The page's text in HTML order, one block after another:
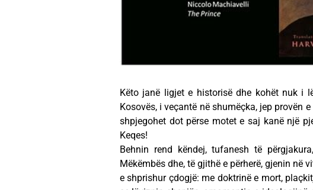
Këto janë ligjet e historisë dhe kohët nuk i
Kosovës, i veçantë në shumëçka, jep provën
shpjegohet dot përse motet e saj kanë një
Keqes!
Behnin rend këndej, tufanesh të
Mëkëmbës dhe, të gjithë e përherë, gjenin në
e shprishur çdogjë: me doktrinë e mort,